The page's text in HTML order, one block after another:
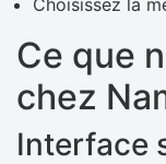
Ce que
chez
Interface